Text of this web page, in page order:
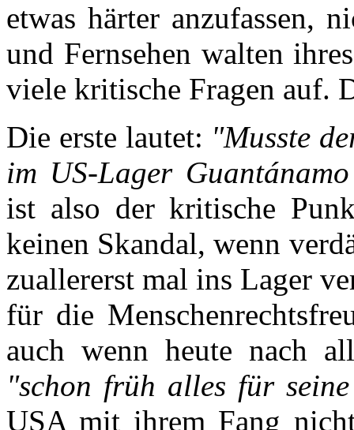
etwas härter anzufassen,
und Fernsehen walten
viele kritische Fragen auf.
Die erste lautet: "Musste
im US-Lager
ist also der kritische
keinen Skandal, wenn
zuallererst mal ins Lager
für die
auch wenn heute nach
"schon früh alles für
USA mit ihrem Fang